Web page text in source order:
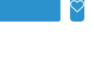
vannkvaliteten på
(kjøpes billig